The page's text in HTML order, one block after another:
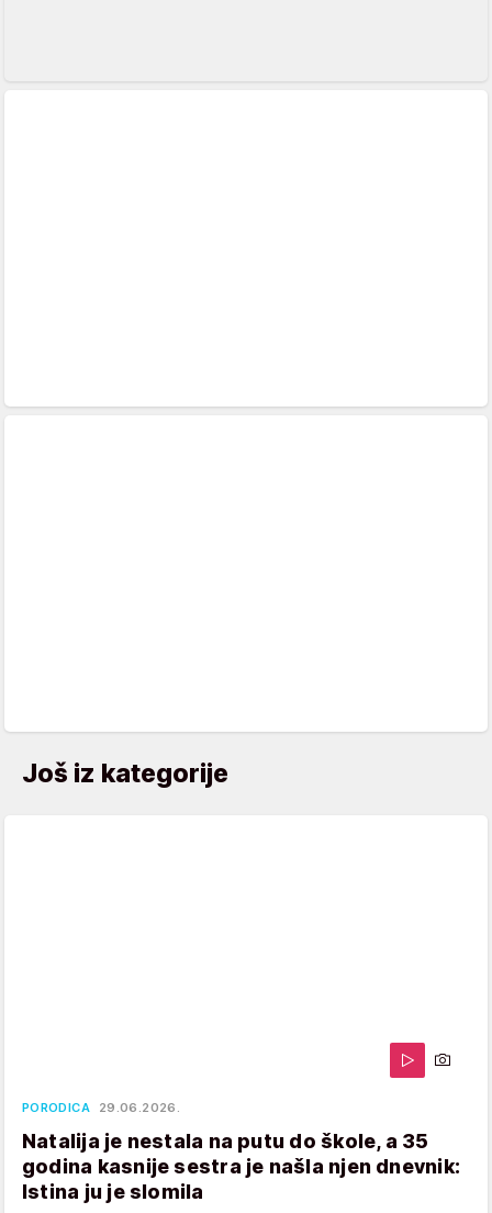
Još iz kategorije
PORODICA 29.06.2026.
Natalija je nestala na putu do škole, a 35
godina kasnije sestra je našla njen dnevnik:
Istina ju je slomila